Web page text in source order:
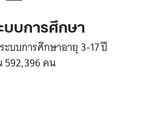
บบการศึกษา
บบการศึกษาอายุ 3-17 ปี
592,396 คน